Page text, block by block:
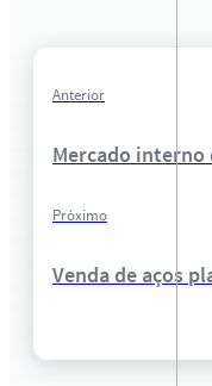
Anterior
Mercado
Próximo
Venda de aços